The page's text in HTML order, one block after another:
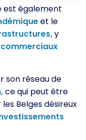
est également
et le
y
commerciaux
son réseau de
ce qui peut être
Belges désireux